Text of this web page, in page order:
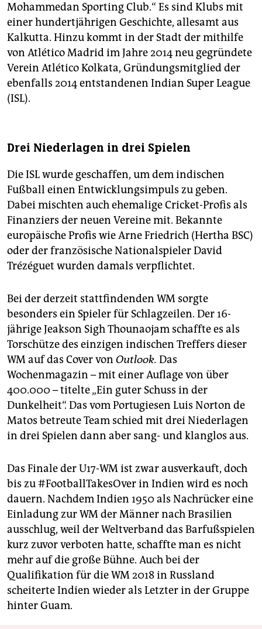
Mohammedan Sporting Club.“ Es sind Klubs mit
einer hundertjährigen Geschichte, allesamt aus
Kalkutta. Hinzu kommt in der Stadt der mithilfe
von Atlético Madrid im Jahre 2014 neu gegründete
Verein Atlético Kolkata, Gründungsmitglied der
ebenfalls 2014 entstandenen Indian Super League
(ISL).
Drei Niederlagen in drei Spielen
Die ISL wurde geschaffen, um dem indischen
Fußball einen Entwicklungs­impuls zu geben.
Dabei mischten auch ehemalige Cricket-Profis als
Finanziers der neuen Vereine mit. Bekannte
europäische Profis wie Arne Friedrich (Hertha BSC)
oder der französische Nationalspieler David
Trézéguet wurden damals verpflichtet.
Bei der derzeit stattfindenden WM sorgte
besonders ein Spieler für Schlagzeilen. Der 16-
jährige Jeakson Sigh Thounaojam schaffte es als
Torschütze des einzigen indischen Treffers dieser
WM auf das Cover von Outlook. Das
Wochenmagazin – mit einer Auflage von über
400.000 – titelte „Ein guter Schuss in der
Dunkelheit“. Das vom Portugiesen Luis Norton de
Matos betreute Team schied mit drei Niederlagen
in drei Spielen dann aber sang- und klanglos aus.
Das Finale der U17-WM ist zwar ausverkauft, doch
bis zu #FootballTakesOver in Indien wird es noch
dauern. Nachdem Indien 1950 als Nachrücker eine
Einladung zur WM der Männer nach Brasilien
ausschlug, weil der Weltverband das Barfußspielen
kurz zuvor verboten hatte, schaffte man es nicht
mehr auf die große Bühne. Auch bei der
Qualifikation für die WM 2018 in Russland
scheiterte Indien wieder als Letzter in der Gruppe
hinter Guam.